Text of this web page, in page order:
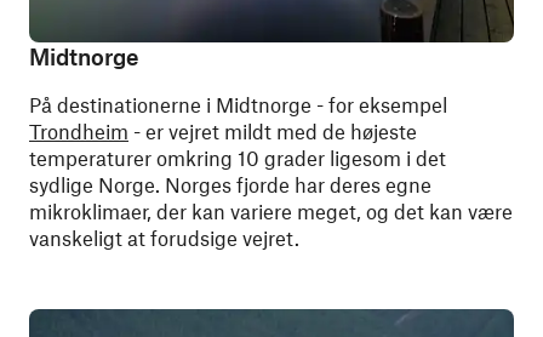
Midtnorge
På destinationerne i Midtnorge - for eksempel
Trondheim - er vejret mildt med de højeste
temperaturer omkring 10 grader ligesom i det
sydlige Norge. Norges fjorde har deres egne
mikroklimaer, der kan variere meget, og det kan være
vanskeligt at forudsige vejret.